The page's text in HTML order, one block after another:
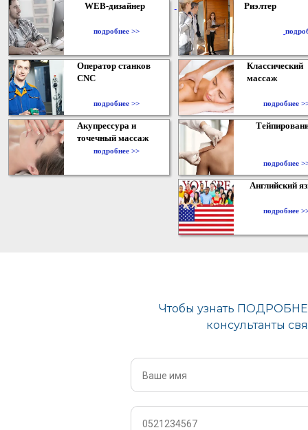
WEB-дизайнер
подробнее >>
Риэлтер
Оператор станков
CNC
подробнее >>
Классический
массаж
подробнее
Акупрессура и
точечный массаж
подробнее >>
подробнее
Английский
подробнее